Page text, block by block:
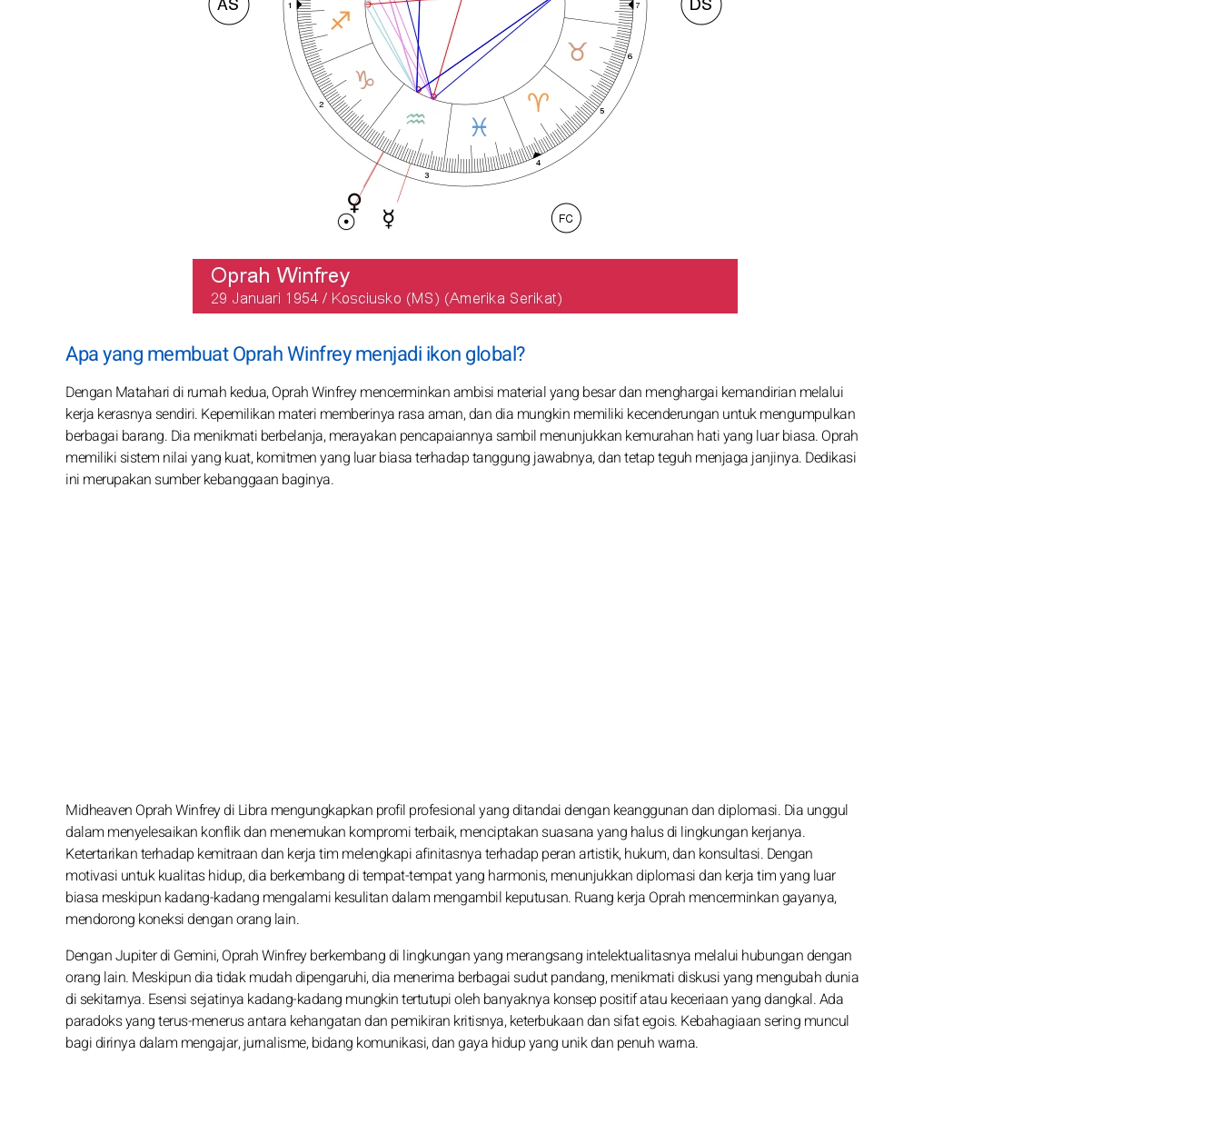
Apa yang membuat Oprah Winfrey menjadi ikon global?
Dengan Matahari di rumah kedua, Oprah Winfrey mencerminkan ambisi material yang besar dan menghargai kemandirian melalui
kerja kerasnya sendiri. Kepemilikan materi memberinya rasa aman, dan dia mungkin memiliki kecenderungan untuk mengumpulkan
berbagai barang. Dia menikmati berbelanja, merayakan pencapaiannya sambil menunjukkan kemurahan hati yang luar biasa. Oprah
memiliki sistem nilai yang kuat, komitmen yang luar biasa terhadap tanggung jawabnya, dan tetap teguh menjaga janjinya. Dedikasi
ini merupakan sumber kebanggaan baginya.
Midheaven Oprah Winfrey di Libra mengungkapkan profil profesional yang ditandai dengan keanggunan dan diplomasi. Dia unggul
dalam menyelesaikan konflik dan menemukan kompromi terbaik, menciptakan suasana yang halus di lingkungan kerjanya.
Ketertarikan terhadap kemitraan dan kerja tim melengkapi afinitasnya terhadap peran artistik, hukum, dan konsultasi. Dengan
motivasi untuk kualitas hidup, dia berkembang di tempat-tempat yang harmonis, menunjukkan diplomasi dan kerja tim yang luar
biasa meskipun kadang-kadang mengalami kesulitan dalam mengambil keputusan. Ruang kerja Oprah mencerminkan gayanya,
mendorong koneksi dengan orang lain.
Dengan Jupiter di Gemini, Oprah Winfrey berkembang di lingkungan yang merangsang intelektualitasnya melalui hubungan dengan
orang lain. Meskipun dia tidak mudah dipengaruhi, dia menerima berbagai sudut pandang, menikmati diskusi yang mengubah dunia
di sekitarnya. Esensi sejatinya kadang-kadang mungkin tertutupi oleh banyaknya konsep positif atau keceriaan yang dangkal. Ada
paradoks yang terus-menerus antara kehangatan dan pemikiran kritisnya, keterbukaan dan sifat egois. Kebahagiaan sering muncul
bagi dirinya dalam mengajar, jurnalisme, bidang komunikasi, dan gaya hidup yang unik dan penuh warna.